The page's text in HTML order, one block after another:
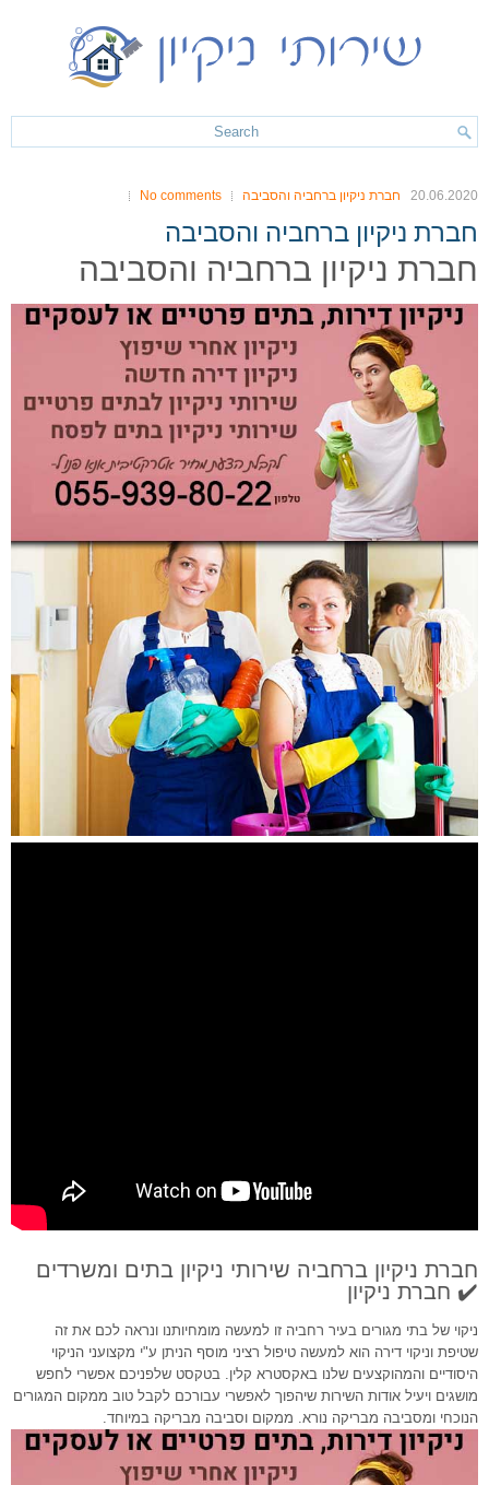
20.06.2020 חברת ניקיון ברחביה והסביבה No comments
חברת ניקיון ברחביה והסביבה
חברת ניקיון ברחביה והסביבה
חברת ניקיון ברחביה שירותי ניקיון בתים ומשרדים
✔️ חברת ניקיון
ניקוי של בתי מגורים בעיר רחביה זו למעשה מומחיותנו ונראה לכם את זה
שטיפת וניקוי דירה הוא למעשה טיפול רציני מוסף הניתן ע"י מקצועני הניקוי
היסודיים והמהוקצעים שלנו באקסטרא קלין. בטקסט שלפניכם אפשרי לחפש
מושגים ויעיל אודות השירות שיהפוך לאפשרי עבורכם לקבל טוב ממקום המגורים
הנוכחי ומסביבה מבריקה נורא. ממקום וסביבה מבריקה במיוחד.